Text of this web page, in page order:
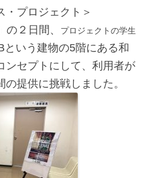
・プロジェクト＞
２日間、 プロジェクトの学生
という建物の5階にある和
ンセプトにして、利用者が
提供に挑戦しました。